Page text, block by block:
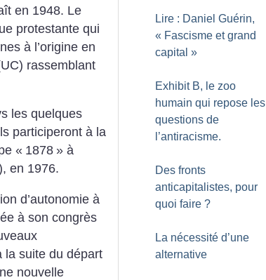
en 1948. Le
protestante qui
à l’origine en
rassemblant
les quelques
participeront à la
« 1878 » à
en 1976.
d’autonomie à
à son congrès
la suite du départ
nouvelle
Lire : Daniel Guérin,
« Fascisme et grand
capital »
Exhibit B, le zoo
humain qui repose les
questions de
l’antiracisme.
Des fronts
anticapitalistes, pour
quoi faire ?
La nécessité d’une
alternative